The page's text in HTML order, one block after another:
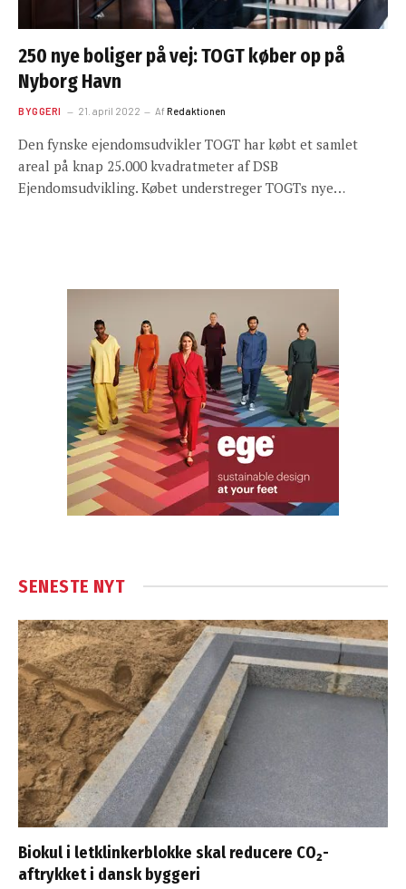
250 nye boliger på vej: TOGT køber op på
Nyborg Havn
BYGGERI 21. april 2022 AfRedaktionen
Den fynske ejendomsudvikler TOGT har købt et samlet
areal på knap 25.000 kvadratmeter af DSB
Ejendomsudvikling. Købet understreger TOGTs nye…
SENESTE NYT
Biokul i letklinkerblokke skal reducere CO₂-
aftrykket i dansk byggeri